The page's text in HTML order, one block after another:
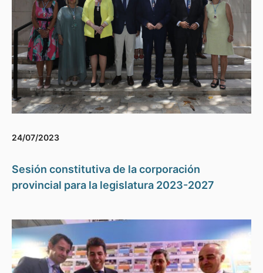
24/07/2023
Sesión constitutiva de la corporación
provincial para la legislatura 2023-2027